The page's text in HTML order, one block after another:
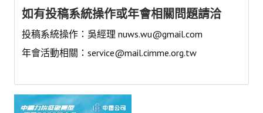
(測試)
會員申請
如有投稿系統操作或年會相關問題請洽
投稿系統操作：吳經理 nuws.wu@gmail.com
年會活動相關： service@mail.cimme.org.tw